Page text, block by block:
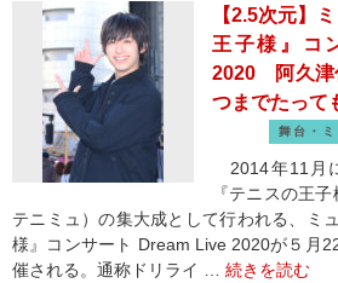
【2.5次元】
王子様』コ
2020 阿久津
つまでたって
舞台・
2014年11月
『テニスの王
テニミュ）の集大成として行われる、ミ
様』コンサート Dream Live 2020が５月
催される。通称ドリライ … 続きを読む